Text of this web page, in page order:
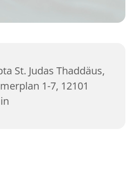
St. Judas Thaddäus,
1-7, 12101